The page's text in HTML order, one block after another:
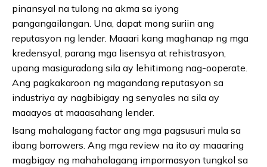
pinansyal na tulong na akma sa iyong
pangangailangan. Una, dapat mong suriin ang
reputasyon ng lender. Maaari kang maghanap ng mga
kredensyal, parang mga lisensya at rehistrasyon,
upang masiguradong sila ay lehitimong nag-ooperate.
Ang pagkakaroon ng magandang reputasyon sa
industriya ay nagbibigay ng senyales na sila ay
maaayos at maaasahang lender.
Isang mahalagang factor ang mga pagsusuri mula sa
ibang borrowers. Ang mga review na ito ay maaaring
magbigay ng mahahalagang impormasyon tungkol sa